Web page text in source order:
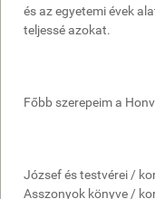
és az egyetemi évek
teljessé azokat.
Főbb szerepeim a
József és testvérei /
Asszonyok könyve /